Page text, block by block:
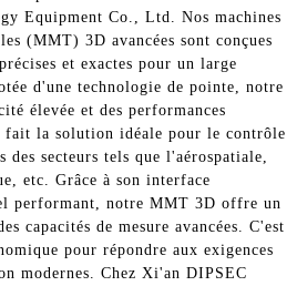
Equipment Co., Ltd. Nos machines
(MMT) 3D avancées sont conçues
et exactes pour un large
d'une technologie de pointe, notre
élevée et des performances
fait la solution idéale pour le contrôle
secteurs tels que l'aérospatiale,
etc. Grâce à son interface
performant, notre MMT 3D offre un
capacités de mesure avancées. C'est
pour répondre aux exigences
modernes. Chez Xi'an DIPSEC